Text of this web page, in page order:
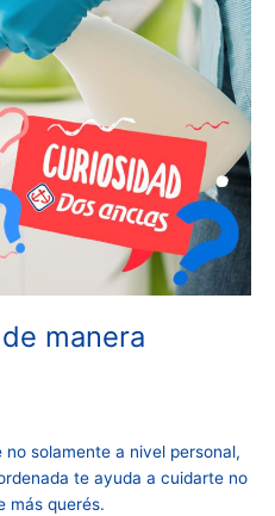
manera
solamente a nivel personal,
te ayuda a cuidarte no
más querés.